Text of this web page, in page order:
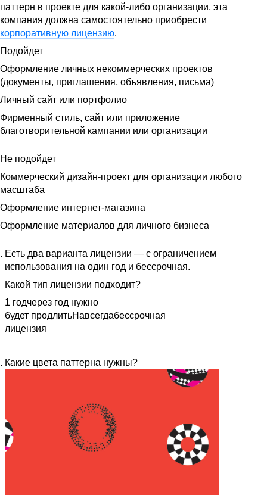
паттерн в проекте для какой-либо организации, эта
компания должна самостоятельно приобрести
корпоративную лицензию.
Подойдет
Оформление личных некоммерческих проектов
(документы, приглашения, объявления, письма)
Личный сайт или портфолио
Фирменный стиль, сайт или приложение
благотворительной кампании или организации
Не подойдет
Коммерческий дизайн-проект для организации любого
масштаба
Оформление интернет-магазина
Оформление материалов для личного бизнеса
Есть два варианта лицензии — с ограничением
использования на один год и бессрочная.
Какой тип лицензии подходит?
1 годчерез год нужно
будет продлитьНавсегдабессрочная
лицензия
Какие цвета паттерна нужны?